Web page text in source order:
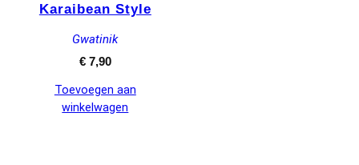
Karaibean Style
Gwatinik
€7,90
Toevoegen aan
winkelwagen